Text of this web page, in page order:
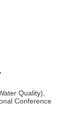
Quality),
Conference